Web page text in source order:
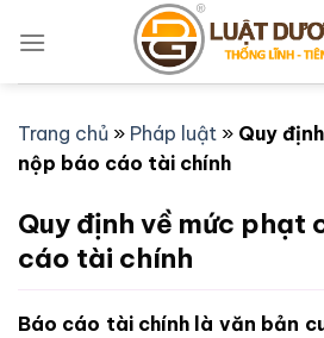
qua
Trang chủ » Pháp luật » Quy
nộp báo cáo tài chính
Quy định về mức phạt
cáo tài chính
Báo cáo tài chính là văn bản